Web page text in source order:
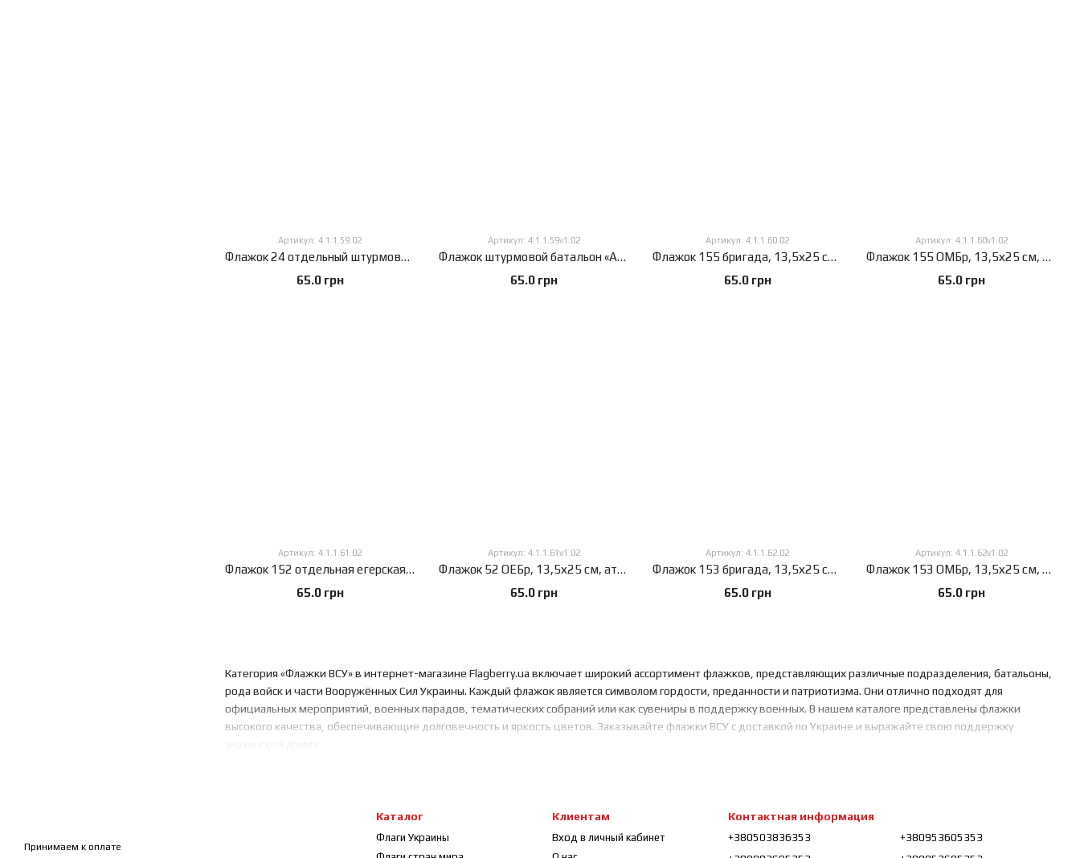
Категория «Флажки ВСУ» в интернет-магазине Flagberry.ua включает широкий ассортимент флажков, представляющих различные подразделения, батальоны,
рода войск и части Вооружённых Сил Украины. Каждый флажок является символом гордости, преданности и патриотизма. Они отлично подходят для
официальных мероприятий, военных парадов, тематических собраний или как сувениры в поддержку военных. В нашем каталоге представлены флажки
высокого качества, обеспечивающие долговечность и яркость цветов. Заказывайте флажки ВСУ с доставкой по Украине и выражайте свою поддержку
Артикул: 4.1.1.59.02
Флажок 24 отдельный штурмовой батальон «Айдар», 13,5х25 см, атлас плотный, 2-х сторонний, 13,5х25 см., Атлас плотный 150 г/м², Сублимационная печать, 2-х сторонний, Карман под древко слева
65.0 грн
Артикул: 4.1.1.59v1.02
Флажок штурмовой батальон «Айдар», 13,5х25 см, атлас плотный, 2-х сторонний, 13,5х25 см., Атлас плотный 150 г/м², Сублимационная печать, 2-х сторонний, Карман под древко слева
65.0 грн
Артикул: 4.1.1.60.02
Флажок 155 бригада, 13,5х25 см, атлас плотный, 2-х сторонний, 13,5х25 см., Атлас плотный 150 г/м², Сублимационная печать, 2-х сторонний, Карман под древко слева
65.0 грн
Артикул: 4.1.1.60v1.02
Флажок 155 ОМБр, 13,5х25 см, атлас плотный, 2-х сторонний, 13,5х25 см., Атлас плотный 150 г/м², Сублимационная печать, 2-х сторонний, Карман под древко слева
65.0 грн
Артикул: 4.1.1.61.02
Флажок 152 отдельная егерская бригада, 13,5х25 см, атлас плотный, 2-х сторонний, 13,5х25 см., Атлас плотный 150 г/м², Сублимационная печать, 2-х сторонний, Карман под древко слева
65.0 грн
Артикул: 4.1.1.61v1.02
Флажок 52 ОЕБр, 13,5х25 см, атлас плотный, 2-х сторонний, 13,5х25 см., Атлас плотный 150 г/м², Сублимационная печать, 2-х сторонний, Карман под древко слева
65.0 грн
Артикул: 4.1.1.62.02
Флажок 153 бригада, 13,5х25 см, атлас плотный, 2-х сторонний, 13,5х25 см., Атлас плотный 150 г/м², Сублимационная печать, 2-х сторонний, Карман под древко слева
65.0 грн
Артикул: 4.1.1.62v1.02
Флажок 153 ОМБр, 13,5х25 см, атлас плотный, 2-х сторонний, 13,5х25 см., Атлас плотный 150 г/м², Сублимационная печать, 2-х сторонний, Карман под древко слева
65.0 грн
Принимаем к оплате
Каталог
Флаги Украины
Клиентам
Вход в личный кабинет
Контактная информация
+380503836353
+380953605353